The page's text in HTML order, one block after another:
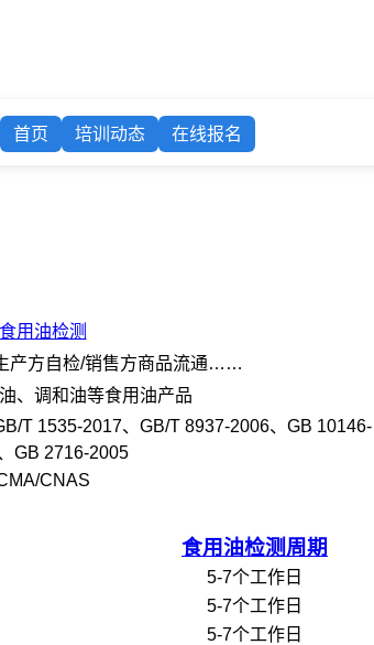
首页 培训动态 在线报名
食用油检测
产方自检/销售方商品流通……
、调和油等食用油产品
T 1535-2017、GB/T 8937-2006、GB 10146-
GB 2716-2005
CNAS
食用油检测周期
5-7个工作日
5-7个工作日
5-7个工作日